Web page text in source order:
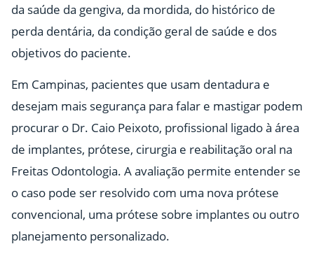
da saúde da gengiva, da mordida, do histórico de
perda dentária, da condição geral de saúde e dos
objetivos do paciente.
Em Campinas, pacientes que usam dentadura e
desejam mais segurança para falar e mastigar podem
procurar o Dr. Caio Peixoto, profissional ligado à área
de implantes, prótese, cirurgia e reabilitação oral na
Freitas Odontologia. A avaliação permite entender se
o caso pode ser resolvido com uma nova prótese
convencional, uma prótese sobre implantes ou outro
planejamento personalizado.